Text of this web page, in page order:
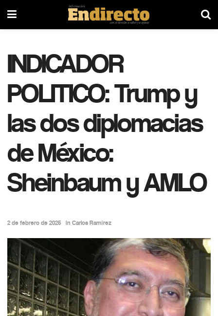
INDICADOR
POLITICO: Trump y
las dos diplomacias
de México:
Sheinbaum y AMLO
2 de febrero de 2025 in Carlos Ramírez